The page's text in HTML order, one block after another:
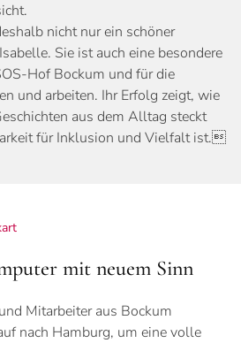
nicht nur ein schöner
Sie ist auch eine besondere
Hof Bockum und für die
und arbeiten. Ihr Erfolg zeigt, wie
aus dem Alltag steckt
für Inklusion und Vielfalt ist.
mit neuem Sinn
Mitarbeiter aus Bockum
nach Hamburg, um eine volle